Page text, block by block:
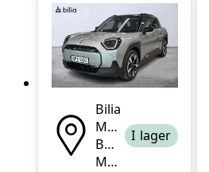
Bilia
Mölndal
BMW
MINI
I lager